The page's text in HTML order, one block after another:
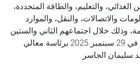
الغذائي، والتعليم، والطاقة المتجددة،
والاتصالات، والنقل، والموارد
وذلك خلال اجتماعهم الثاني والستين
بعد المائة الثالثة، المنعقد في 29 سبتمبر 2025 برئاسة معالي
سليمان الجاسر.